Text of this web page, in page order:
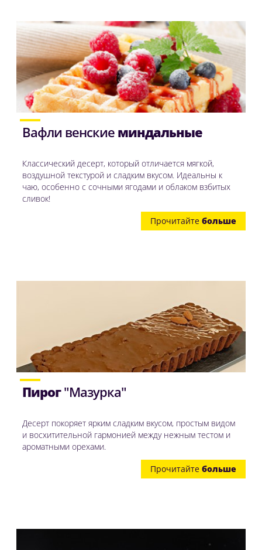
Вафли венские миндальные
Классический десерт, который отличается мягкой,
воздушной текстурой и сладким вкусом. Идеальны к
чаю, особенно с сочными ягодами и облаком взбитых
сливок!
Прочитайте больше
Пирог"Мазурка"
Десерт покоряет ярким сладким вкусом, простым видом
и восхитительной гармонией между нежным тестом и
ароматными орехами.
Прочитайте больше